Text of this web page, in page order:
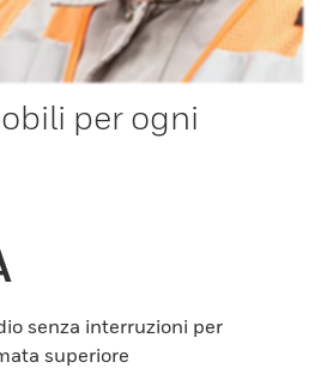
per ogni
senza interruzioni per
superiore